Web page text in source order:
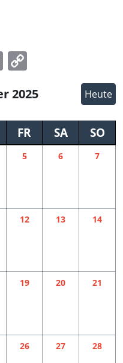
Email
2025 Heute
FR SA SO
5 6 7
12 13 14
19 20 21
26 27 28